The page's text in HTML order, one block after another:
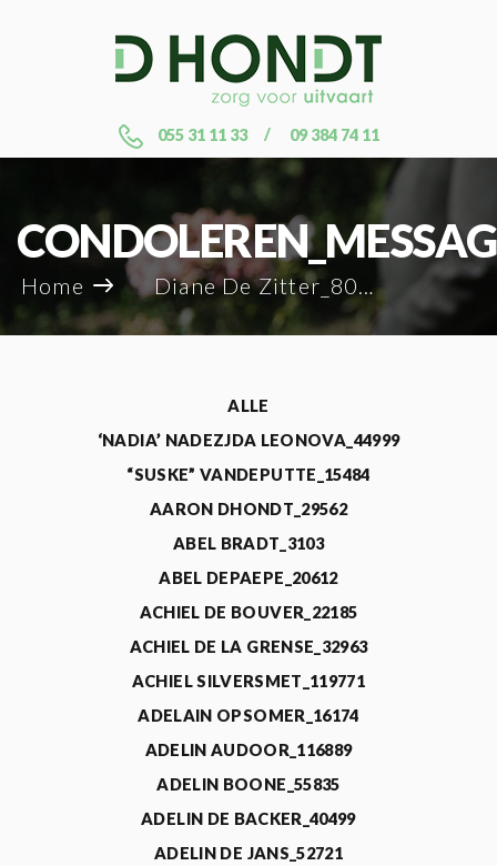
055 31 11 33 09 384 74 11
Home Diane De Zitter_80842
ALLE
‘NADIA’ NADEZJDA LEONOVA_44999
“SUSKE” VANDEPUTTE_15484
AARON DHONDT_29562
ABEL BRADT_3103
ABEL DEPAEPE_20612
ACHIEL DE BOUVER_22185
ACHIEL DE LA GRENSE_32963
ACHIEL SILVERSMET_119771
ADELAIN OPSOMER_16174
ADELIN AUDOOR_116889
ADELIN BOONE_55835
ADELIN DE BACKER_40499
ADELIN DE JANS_52721